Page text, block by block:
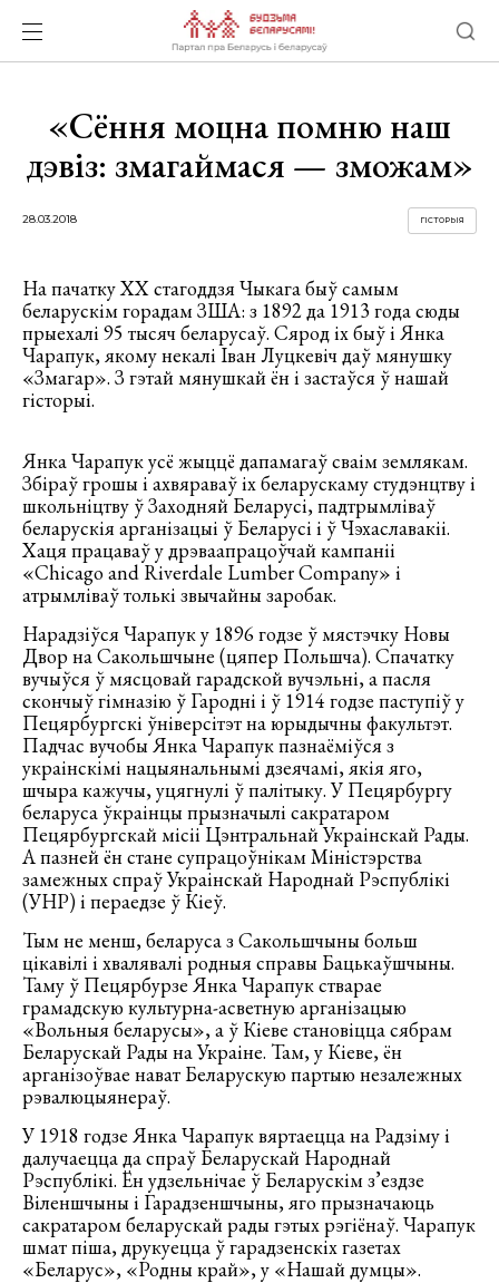
«Сёння моцна помню наш
дэвіз: змагаймася — зможам»
28.03.2018 ГІСТОРЫЯ
На пачатку ХХ стагоддзя Чыкага быў самым
беларускім горадам ЗША: з 1892 да 1913 года сюды
прыехалі 95 тысяч беларусаў. Сярод іх быў і Янка
Чарапук, якому некалі Іван Луцкевіч даў мянушку
«Змагар». З гэтай мянушкай ён і застаўся ў нашай
гісторыі.
Янка Чарапук усё жыццё дапамагаў сваім землякам.
Збіраў грошы і ахвяраваў іх беларускаму студэнцтву і
школьніцтву ў Заходняй Беларусі, падтрымліваў
беларускія арганізацыі ў Беларусі і ў Чэхаславакіі.
Хаця працаваў у дрэваапрацоўчай кампаніі
«Chicago and Riverdale Lumber Company» і
атрымліваў толькі звычайны заробак.
Нарадзіўся Чарапук у 1896 годзе ў мястэчку Новы
Двор на Сакольшчыне (цяпер Польшча). Спачатку
вучыўся ў мясцовай гарадской вучэльні, а пасля
скончыў гімназію ў Гародні і ў 1914 годзе паступіў у
Пецярбургскі ўніверсітэт на юрыдычны факультэт.
Падчас вучобы Янка Чарапук пазнаёміўся з
украінскімі нацыянальнымі дзеячамі, якія яго,
шчыра кажучы, уцягнулі ў палітыку. У Пецярбургу
беларуса ўкраінцы прызначылі сакратаром
Пецярбургскай місіі Цэнтральнай Украінскай Рады.
А пазней ён стане супрацоўнікам Міністэрства
замежных спраў Украінскай Народнай Рэспублікі
(УНР) і пераедзе ў Кіеў.
Тым не менш, беларуса з Сакольшчыны больш
цікавілі і хвалявалі родныя справы Бацькаўшчыны.
Таму ў Пецярбурзе Янка Чарапук стварае
грамадскую культурна-асветную арганізацыю
«Вольныя беларусы», а ў Кіеве становіцца сябрам
Беларускай Рады на Украіне. Там, у Кіеве, ён
арганізоўвае нават Беларускую партыю незалежных
рэвалюцыянераў.
У 1918 годзе Янка Чарапук вяртаецца на Радзіму і
далучаецца да спраў Беларускай Народнай
Рэспублікі. Ён удзельнічае ў Беларускім з’ездзе
Віленшчыны і Гарадзеншчыны, яго прызначаюць
сакратаром беларускай рады гэтых рэгіёнаў. Чарапук
шмат піша, друкуецца ў гарадзенскіх газетах
«Беларус», «Родны край», у «Нашай думцы».